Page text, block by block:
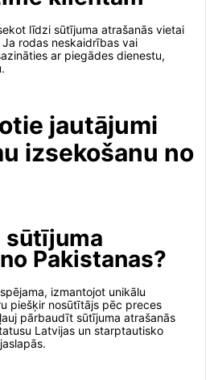
līdzi sūtījuma atrašanās vietai
rodas neskaidrības vai
ar piegādes dienestu,
jautājumi
izsekošanu no
sūtījuma
Pakistanas?
izmantojot unikālu
piešķir nosūtītājs pēc preces
pārbaudīt sūtījuma atrašanās
Latvijas un starptautisko